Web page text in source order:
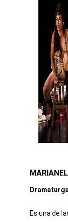
Es una de